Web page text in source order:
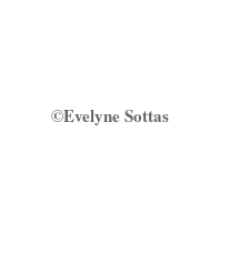
©Evelyne Sottas